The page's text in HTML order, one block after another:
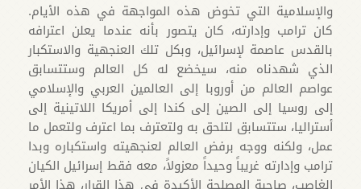
والإسلامية التي تخوض هذه المواجهة في هذه الأيام.
كان ترامب وإدارته، كان يتصور بأنه عندما يعلن اعترافه
بالقدس عاصمة لإسرائيل، وبكل تلك العنجهية والاستكبار
الذي شهدناه منه، سيخضع له كل العالم وستتسابق
عواصم العالم من أوروبا إلى العالمين العربي والإسلامي
إلى روسيا إلى الصين إلى كندا إلى أمريكا اللاتينية إلى
أستراليا، ستتسابق لتلحق به ولتعترف بما اعترف ولتعمل ما
عمل، ولكنه ووجه برفض العالم لعنجهيته واستكباره وبدا
ترامب وإدارته غريباً وحيداً معزولاً، معه فقط إسرائيل الكيان